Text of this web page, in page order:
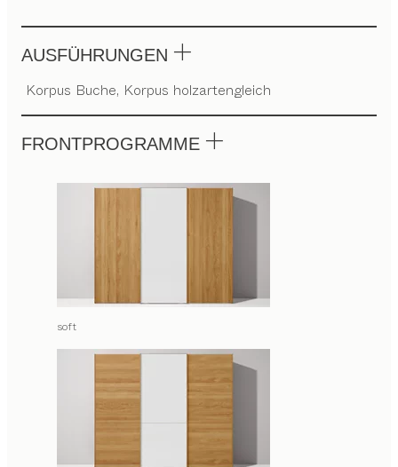
AUSFÜHRUNGEN
Korpus Buche, Korpus holzartengleich
FRONTPROGRAMME
soft